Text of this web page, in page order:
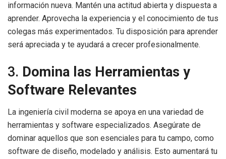
información nueva. Mantén una actitud abierta y dispuesta a
aprender. Aprovecha la experiencia y el conocimiento de tus
colegas más experimentados. Tu disposición para aprender
será apreciada y te ayudará a crecer profesionalmente.
3. Domina las Herramientas y
Software Relevantes
La ingeniería civil moderna se apoya en una variedad de
herramientas y software especializados. Asegúrate de
dominar aquellos que son esenciales para tu campo, como
software de diseño, modelado y análisis. Esto aumentará tu